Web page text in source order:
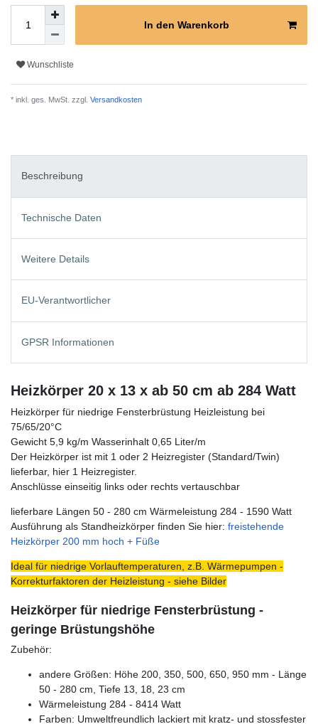
In den Warenkorb
Wunschliste
* inkl. ges. MwSt. zzgl. Versandkosten
Beschreibung
Technische Daten
Weitere Details
EU-Verantwortlicher
GPSR Informationen
Heizkörper 20 x 13 x ab 50 cm ab 284 Watt
Heizkörper für niedrige Fensterbrüstung Heizleistung bei
75/65/20°C
Gewicht 5,9 kg/m Wasserinhalt 0,65 Liter/m
Der Heizkörper ist mit 1 oder 2 Heizregister (Standard/Twin)
lieferbar, hier 1 Heizregister.
Anschlüsse einseitig links oder rechts vertauschbar
lieferbare Längen 50 - 280 cm Wärmeleistung 284 - 1590 Watt
Ausführung als Standheizkörper finden Sie hier: freistehende
Heizkörper 200 mm hoch + Füße
Ideal für niedrige Vorlauftemperaturen, z.B. Wärmepumpen -
Korrekturfaktoren der Heizleistung - siehe Bilder
Heizkörper für niedrige Fensterbrüstung -
geringe Brüstungshöhe
Zubehör:
andere Größen: Höhe 200, 350, 500, 650, 950 mm - Länge
50 - 280 cm, Tiefe 13, 18, 23 cm
Wärmeleistung 284 - 8414 Watt
Farben: Umweltfreundlich lackiert mit kratz- und stossfester